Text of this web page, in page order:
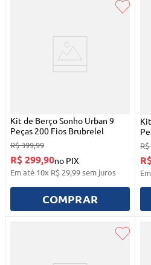
Kit de Berço Sonho Urban 9
Peças 200 Fios Brubrelel
R$399,99
R$ 299,90no PIX
Em até 10x R$ 29,99sem juros
COMPRAR
R$